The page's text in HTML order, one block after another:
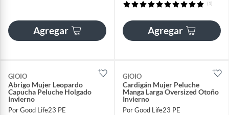
Agregar
(1)
Agregar
GIOIO
Abrigo Mujer Leopardo
Capucha Peluche Holgado
Invierno
Por Good Life23 PE
GIOIO
Cardigán Mujer Peluche
Manga Larga Oversized Otoño
Invierno
Por Good Life23 PE